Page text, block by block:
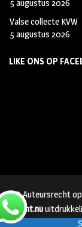
5 augustus 2026
Valse collecte KVW
5 augustus 2026
LIKE ONS OP
© Auteursrecht
Vught.nu